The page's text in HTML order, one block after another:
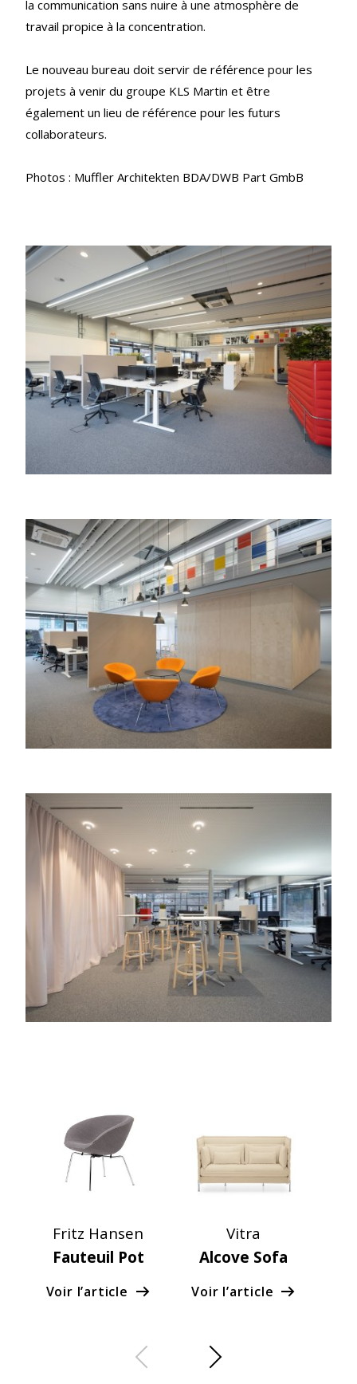
la communication sans nuire à une atmosphère de
travail propice à la concentration.
Le nouveau bureau doit servir de référence pour les
projets à venir du groupe KLS Martin et être
également un lieu de référence pour les futurs
collaborateurs.
Photos : Muffler Architekten BDA/DWB Part GmbB
Fritz Hansen
Fauteuil Pot
Voir l’article
Vitra
Alcove Sofa
Voir l’article